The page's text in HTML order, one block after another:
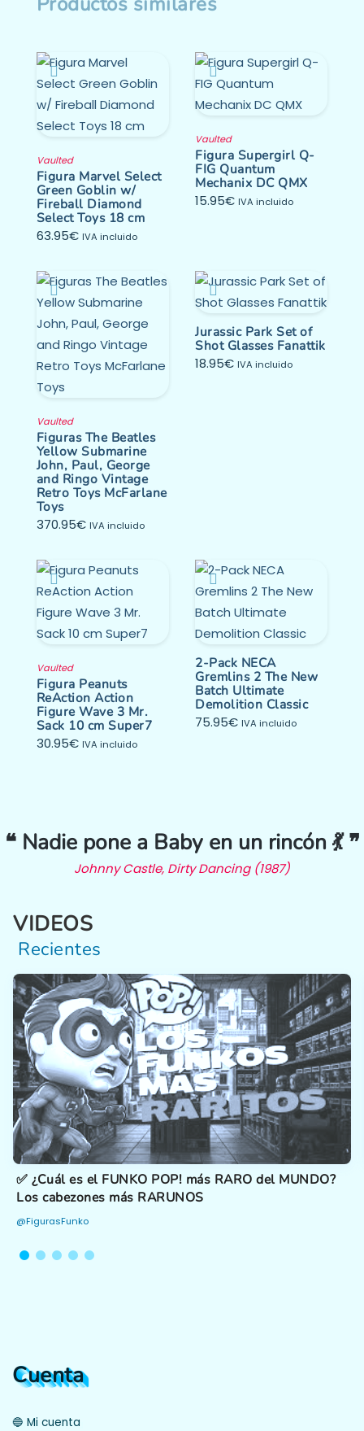
Vaulted
Figura Marvel Select
Green Goblin w/
Fireball Diamond
Select Toys 18 cm
63.95€ IVA incluido
Vaulted
Figura Supergirl Q-
FIG Quantum
Mechanix DC QMX
15.95€ IVA incluido
Vaulted
Figuras The Beatles
Yellow Submarine
John, Paul, George
and Ringo Vintage
Retro Toys McFarlane
Toys
370.95€ IVA incluido
Jurassic Park Set of
Shot Glasses Fanattik
18.95€ IVA incluido
Vaulted
Figura Peanuts
ReAction Action
Figure Wave 3 Mr.
Sack 10 cm Super7
30.95€ IVA incluido
2-Pack NECA
Gremlins 2 The New
Batch Ultimate
Demolition Classic
75.95€ IVA incluido
❝ Nadie pone a Baby en un rincón 💃 ❞
Johnny Castle, Dirty Dancing (1987)
VIDEOS
Recientes
✅ ¿Cuál es el FUNKO POP! más RARO del MUNDO?
Los cabezones más RARUNOS
@FigurasFunko
Cuenta
🔵 Mi cuenta